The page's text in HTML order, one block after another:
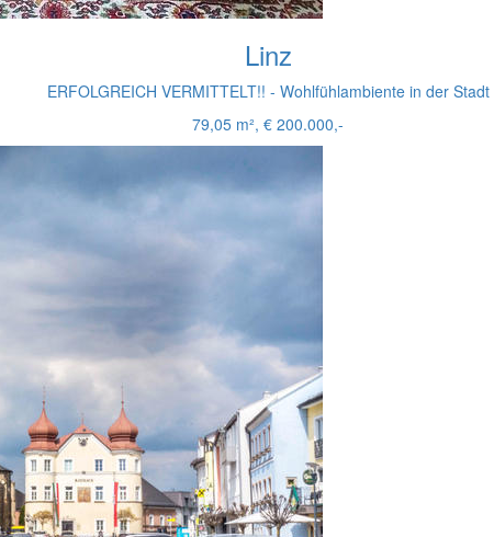
Linz
ERFOLGREICH VERMITTELT!! - Wohlfühlambiente in der Stadt
79,05 m², € 200.000,-